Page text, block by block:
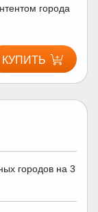
города
КУПИТЬ
городов на 3